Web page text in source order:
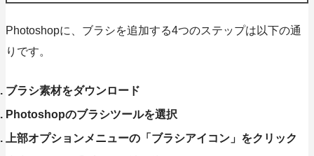
Photoshopに、ブラシを追加する4つのステップは以下の通
りです。
ブラシ素材をダウンロード
Photoshopのブラシツールを選択
上部オプションメニューの「ブラシアイコン」をクリック